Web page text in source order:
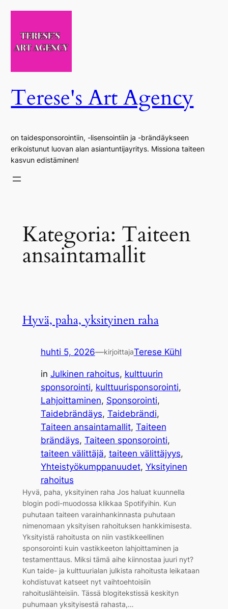
Siirry
Terese's Art Agency
on taidesponsorointiin, -lisensointiin ja -brändäykseen
erikoistunut luovan alan asiantuntijayritys. Missiona taiteen
kasvun edistäminen!
Kategoria: Taiteen
ansaintamallit
Hyvä, paha, yksityinen raha
huhti 5, 2026—kirjoittajaTerese Kühl
in Julkinen rahoitus, kulttuurin
sponsorointi, kulttuurisponsorointi
Lahjoittaminen, Sponsorointi
Taidebrändäys, Taidebrändi
Taiteen ansaintamallit, Taiteen
brändäys, Taiteen sponsorointi
taiteen välittäjä, taiteen välittäjyys
Yhteistyökumppanuudet, Yksityinen
rahoitus
Hyvä, paha, yksityinen raha Jos haluat kuunnella
blogin podi-muodossa klikkaa Spotifyihin. Kun
puhutaan taiteen varainhankinnasta puhutaan
nimenomaan yksityisen rahoituksen hankkimisesta.
Yksityistä rahoitusta on niin vastikkeellinen
sponsorointi kuin vastikkeeton lahjoittaminen ja
testamenttaus. Miksi tämä aihe kiinnostaa juuri nyt?
Kun taide- ja kulttuurialan julkista rahoitusta leikataan
kohdistuvat katseet nyt vaihtoehtoisiin
rahoituslähteisiin. Tässä blogitekstissä keskityn
puhumaan yksityisestä rahasta,…